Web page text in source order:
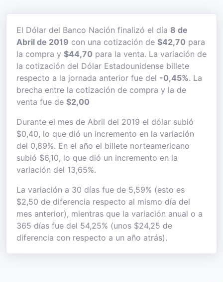
El Dólar del Banco Nación finalizó el día 8 de
Abril de 2019 con una cotización de $42,70 para
la compra y $44,70 para la venta. La variación de
la cotización del Dólar Estadounidense billete
respecto a la jornada anterior fue del -0,45%. La
brecha entre la cotización de compra y la de
venta fue de $2,00
Durante el mes de Abril del 2019 el dólar subió
$0,40, lo que dió un incremento en la variación
del 0,89%. En el año el billete norteamericano
subió $6,10, lo que dió un incremento en la
variación del 13,65%.
La variación a 30 días fue de 5,59% (esto es
$2,50 de diferencia respecto al mismo día del
mes anterior), mientras que la variación anual o a
365 días fue del 54,25% (unos $24,25 de
diferencia con respecto a un año atrás).